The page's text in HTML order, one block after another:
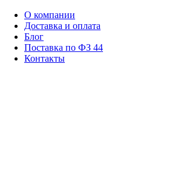
О компании
Доставка и оплата
Блог
Поставка по ФЗ 44
Контакты